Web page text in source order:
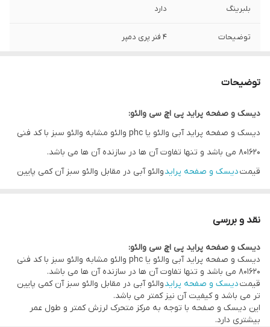
بلبرینگ دارد
توضیحات 4 فنر پری دمپر
توضیحات
دیسک و صفحه پراید پی اچ سی والئو:
دیسک و صفحه پراید آبی والئو یا phc والئو مشابه والئو سبز با کد فنی
801620 می باشد و تنها تفاوت آن ها در سازنده آن ها می باشد.
قیمتدیسک و صفحه پرایدوالئو آبی در مقابل والئو سبز آن کمی پایین
نقد و بررسی
دیسک و صفحه پراید پی اچ سی والئو:
دیسک و صفحه پراید آبی والئو یا phc والئو مشابه والئو سبز با کد فنی
801620 می باشد و تنها تفاوت آن ها در سازنده آن ها می باشد.
قیمتدیسک و صفحه پرایدوالئو آبی در مقابل والئو سبز آن کمی پایین
تر می باشد و کیفیت آن نیز کمتر می باشد.
این دیسک و صفحه با توجه به مرکز متحرک لرزش کمتر و طول عمر
بیشتری دارد.